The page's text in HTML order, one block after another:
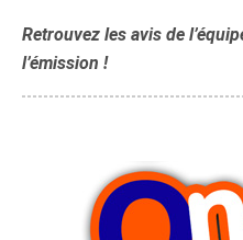
Retrouvez les avis de
l’émission !